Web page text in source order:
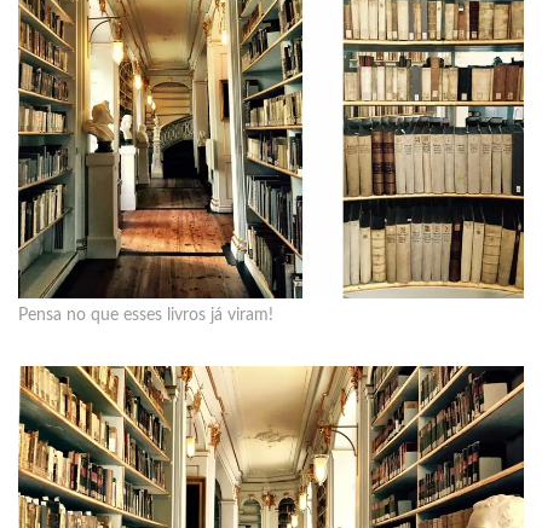
Pensa no que esses livros já viram!